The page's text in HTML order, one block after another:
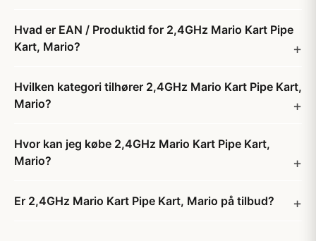
Hvad er EAN / Produktid for 2,4GHz Mario Kart Pipe
Kart, Mario?
Hvilken kategori tilhører 2,4GHz Mario Kart Pipe Kart,
Mario?
Hvor kan jeg købe 2,4GHz Mario Kart Pipe Kart,
Mario?
Er 2,4GHz Mario Kart Pipe Kart, Mario på tilbud?